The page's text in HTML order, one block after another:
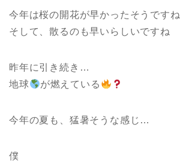
今年は桜の開花が早かったそうですね
そして、散るのも早いらしいですね
昨年に引き続き…
地球
が燃えている
今年の夏も、猛暑そうな感じ…
僕